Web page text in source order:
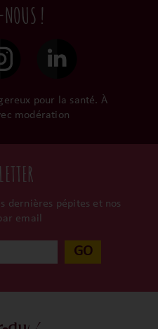
!
pour la santé. À
modération
dernières pépites et nos
email
GO